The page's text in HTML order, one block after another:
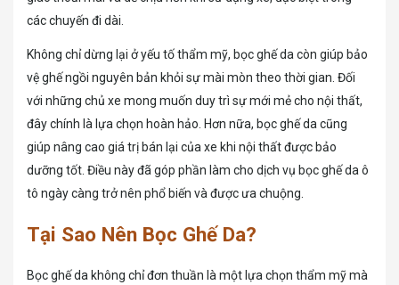
các chuyến đi dài.
Không chỉ dừng lại ở yếu tố thẩm mỹ, bọc ghế da còn giúp bảo
vệ ghế ngồi nguyên bản khỏi sự mài mòn theo thời gian. Đối
với những chủ xe mong muốn duy trì sự mới mẻ cho nội thất,
đây chính là lựa chọn hoàn hảo. Hơn nữa, bọc ghế da cũng
giúp nâng cao giá trị bán lại của xe khi nội thất được bảo
dưỡng tốt. Điều này đã góp phần làm cho dịch vụ bọc ghế da ô
tô ngày càng trở nên phổ biến và được ưa chuộng.
Tại Sao Nên Bọc Ghế Da?
Bọc ghế da không chỉ đơn thuần là một lựa chọn thẩm mỹ mà